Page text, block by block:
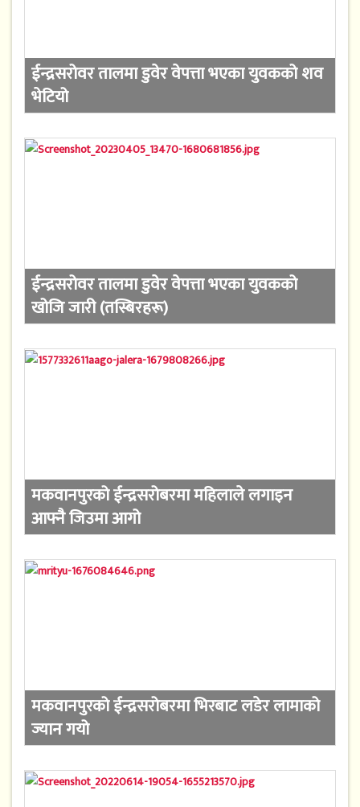
ईन्द्रसरोवर तालमा डुवेर वेपत्ता भएका युवकको शव
भेटियो
ईन्द्रसरोवर तालमा डुवेर वेपत्ता भएका युवकको
खोजि जारी (तस्बिरहरू)
मकवानपुरको ईन्द्रसरोबरमा महिलाले लगाइन
आफ्नै जिउमा आगो
मकवानपुरको ईन्द्रसरोबरमा भिरबाट लडेर लामाको
ज्यान गयो